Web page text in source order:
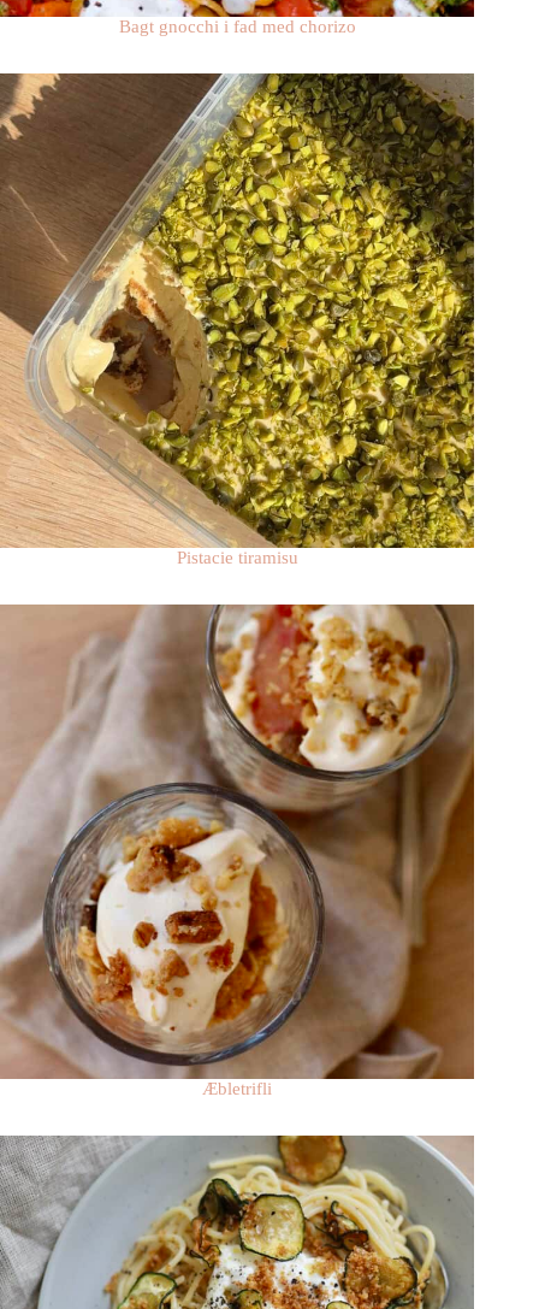
Bagt gnocchi i fad med chorizo
Pistacie tiramisu
Æbletrifli